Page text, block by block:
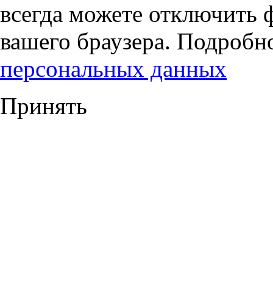
всегда можете отключить
вашего браузера.
персональных данных
Принять